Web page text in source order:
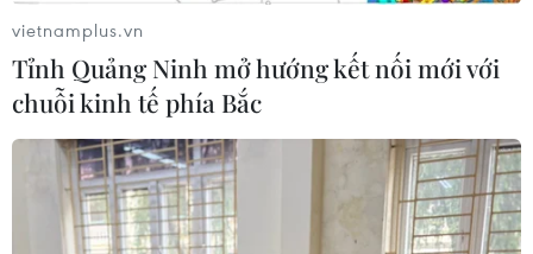
Làn da của bạn có thể “lão hóa ngược” chỉ
với 5 bí quyết này
04/12/2018 03:58
Bước qua tuổi 30, phái đẹp cần đến những sản phẩm
trang điểm nền có chứa các thành phần dưỡng ẩm vượt
trội như hyaluronic acid, glycerin, đồng thời tích hợp chỉ
số chống nắng và các loại vitamin.
vietnamplus.vn
Tỉnh Quảng Ninh mở hướng kết nối mới với
chuỗi kinh tế phía Bắc